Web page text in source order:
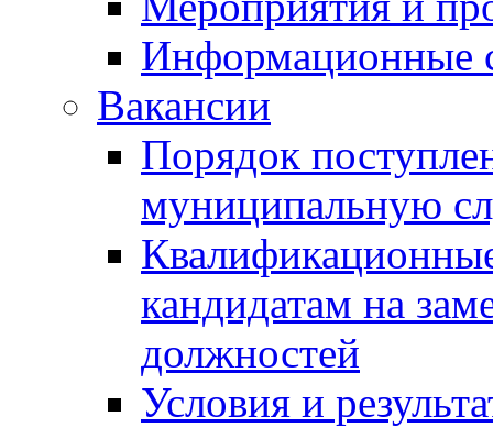
Информационные
Вакансии
Порядок
муниципальную
кандидатам на
должностей
Условия и